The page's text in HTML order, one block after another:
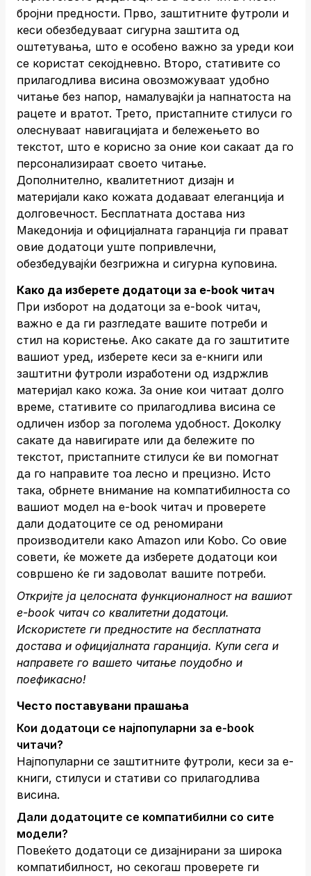
бројни предности. Прво, заштитните футроли и
кеси обезбедуваат сигурна заштита од
оштетувања, што е особено важно за уреди кои
се користат секојдневно. Второ, стативите со
прилагодлива висина овозможуваат удобно
читање без напор, намалувајќи ја напнатоста на
рацете и вратот. Трето, пристапните стилуси го
олеснуваат навигацијата и бележењето во
текстот, што е корисно за оние кои сакаат да го
персонализираат своето читање.
Дополнително, квалитетниот дизајн и
материјали како кожата додаваат елеганција и
долговечност. Бесплатната достава низ
Македонија и официјалната гаранција ги прават
овие додатоци уште попривлечни,
обезбедувајќи безгрижна и сигурна куповина.
Како да изберете додатоци за е-book читач
При изборот на додатоци за е-book читач,
важно е да ги разгледате вашите потреби и
стил на користење. Ако сакате да го заштитите
вашиот уред, изберете кеси за е-книги или
заштитни футроли изработени од издржлив
материјал како кожа. За оние кои читаат долго
време, стативите со прилагодлива висина се
одличен избор за поголема удобност. Доколку
сакате да навигирате или да бележите по
текстот, пристапните стилуси ќе ви помогнат
да го направите тоа лесно и прецизно. Исто
така, обрнете внимание на компатибилноста со
вашиот модел на е-book читач и проверете
дали додатоците се од реномирани
производители како Amazon или Kobo. Со овие
совети, ќе можете да изберете додатоци кои
совршено ќе ги задоволат вашите потреби.
Откријте ја целосната функционалност на вашиот
е-book читач со квалитетни додатоци.
Искористете ги предностите на бесплатната
достава и официјалната гаранција. Купи сега и
направете го вашето читање поудобно и
поефикасно!
Често поставувани прашања
Кои додатоци се најпопуларни за е-book
читачи?
Најпопуларни се заштитните футроли, кеси за е-
книги, стилуси и стативи со прилагодлива
висина.
Дали додатоците се компатибилни со сите
модели?
Повеќето додатоци се дизајнирани за широка
компатибилност, но секогаш проверете ги